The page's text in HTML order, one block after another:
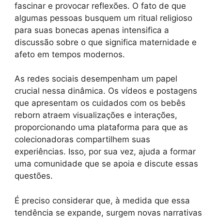
fascinar e provocar reflexões. O fato de que
algumas pessoas busquem um ritual religioso
para suas bonecas apenas intensifica a
discussão sobre o que significa maternidade e
afeto em tempos modernos.
As redes sociais desempenham um papel
crucial nessa dinâmica. Os vídeos e postagens
que apresentam os cuidados com os bebês
reborn atraem visualizações e interações,
proporcionando uma plataforma para que as
colecionadoras compartilhem suas
experiências. Isso, por sua vez, ajuda a formar
uma comunidade que se apoia e discute essas
questões.
É preciso considerar que, à medida que essa
tendência se expande, surgem novas narrativas